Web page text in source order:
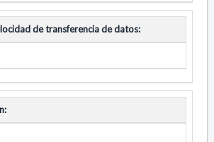
de transferencia de datos: